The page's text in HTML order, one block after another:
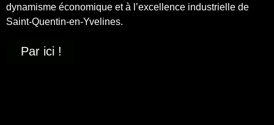
dynamisme économique et à l’excellence industrielle de
Saint-Quentin-en-Yvelines.
Par ici !